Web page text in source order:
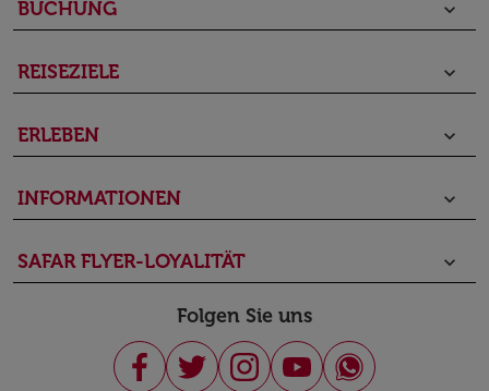
BUCHUNG keyboard_arrow_down
REISEZIELE keyboard_arrow_down
ERLEBEN keyboard_arrow_down
INFORMATIONEN keyboard_arrow_down
SAFAR FLYER-LOYALITÄT keyboard_arrow_down
Folgen Sie uns